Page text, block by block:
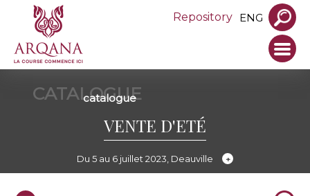
Repository ENG
CATALOGUE
catalogue
VENTE D'ETÉ
Du 5 au 6 juillet 2023, Deauville